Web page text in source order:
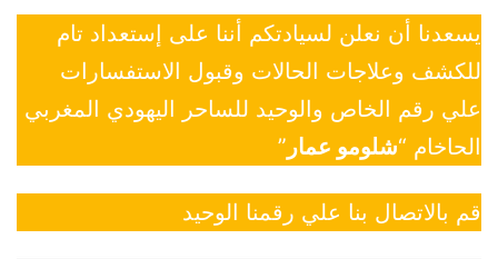
يسعدنا أن نعلن لسيادتكم أننا على إستعداد تام
للكشف وعلاجات الحالات وقبول الاستفسارات
علي رقم الخاص والوحيد للساحر اليهودي المغربي
الحاخام “شلومو عمار ”
قم بالاتصال بنا علي رقمنا الوحيد